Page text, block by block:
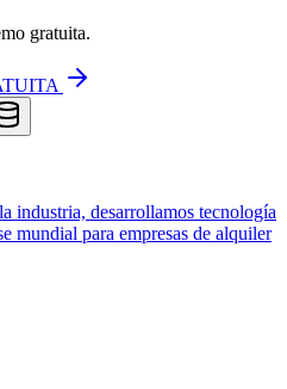
gratuita.
industria, desarrollamos tecnología
mundial para empresas de alquiler